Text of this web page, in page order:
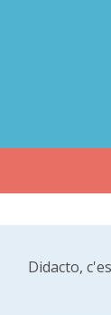
Didacto,